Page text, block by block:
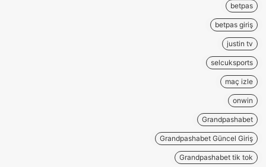
betpas
betpas giriş
justin tv
selcuksports
maç izle
onwin
Grandpashabet
Grandpashabet Güncel Giriş
Grandpashabet tik tok